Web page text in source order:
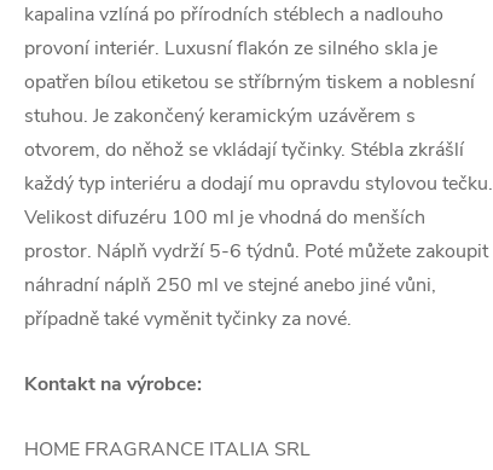
kapalina vzlíná po přírodních stéblech a nadlouho
provoní interiér. Luxusní flakón ze silného skla je
opatřen bílou etiketou se stříbrným tiskem a noblesní
stuhou. Je zakončený keramickým uzávěrem s
otvorem, do něhož se vkládají tyčinky. Stébla zkrášlí
každý typ interiéru a dodají mu opravdu stylovou tečku.
Velikost difuzéru 100 ml je vhodná do menších
prostor. Náplň vydrží 5-6 týdnů. Poté můžete zakoupit
náhradní náplň 250 ml ve stejné anebo jiné vůni,
případně také vyměnit tyčinky za nové.
Kontakt na výrobce:
HOME FRAGRANCE ITALIA SRL